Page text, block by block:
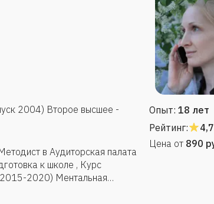
2004) Второе высшее -
Ментальная
(2018-2020)
Опыт: 18 лет
Рейтинг:
4,7
Цена от 890